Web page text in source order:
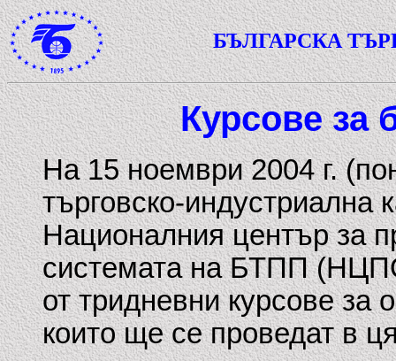
БЪЛГАРСКА
Курсове за
На 15 ноември 2004 г.
търговско-индустриална
Националния център за
системата на БТПП
от тридневни курсове за
които ще се проведат в